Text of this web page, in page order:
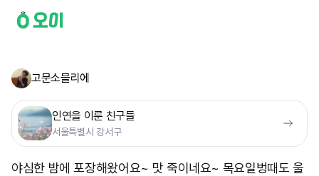
고문소믈리에
인연을 이룬 친구들
서울특별시 강서구
야심한 밤에 포장해왔어요~ 맛 죽이네요~ 목요일벙때도 울